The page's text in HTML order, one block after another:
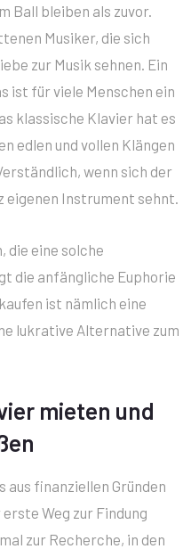
Ball bleiben als zuvor.
Musiker, die sich
zur Musik sehnen. Ein
ist für viele Menschen ein
klassische Klavier hat es
edlen und vollen Klängen
wenn sich der
eigenen Instrument sehnt.
die eine solche
die anfängliche Euphorie
ist nämlich eine
lukrative Alternative zum
mieten und
aus finanziellen Gründen
Weg zur Findung
zur Recherche, in den